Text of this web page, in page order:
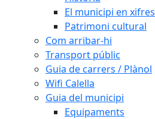
El municipi en xifres
Patrimoni cultural
Com arribar-hi
Transport públic
Guia de carrers / Plànol
Wifi Calella
Guia del municipi
Equipaments